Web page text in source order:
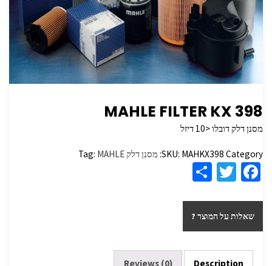
MAHLE FILTER KX 398
מסנן דלק דובלו <10 דיזל
SKU: MAHKX398 Category: מסנן דלק Tag: MAHLE
Fa
b
o
o
T
tt
er
ar
e
שאלות על המוצר ?
Description
Reviews (0)